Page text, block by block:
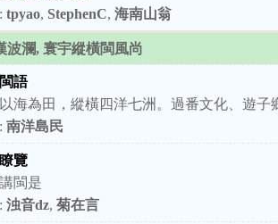
tpyao, StephenC, 海南山翁
波瀾, 寰宇縱橫閩風尚
語
海為田，縱橫四洋七洲。過番文化、遊
南洋島民
覽
閩是
浊音dz, 菊在言